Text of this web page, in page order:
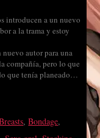
introducen a un nuevo
a la trama y estoy
autor para una
compañía, pero lo que
que tenía planeado…
,Bondage,